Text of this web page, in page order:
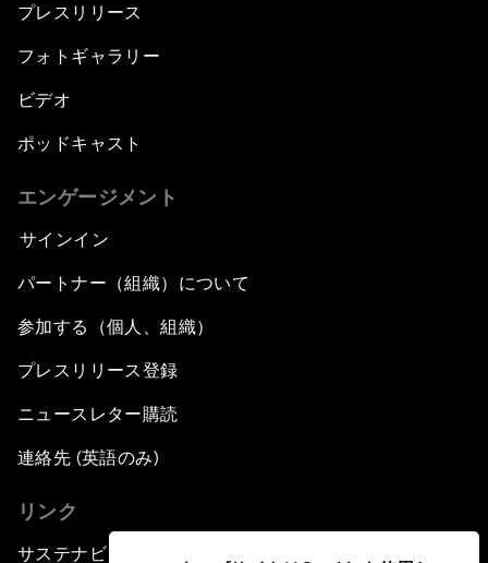
プレスリリース
フォトギャラリー
ビデオ
ポッドキャスト
エンゲージメント
サインイン
パートナー（組織）について
参加する（個人、組織）
プレスリリース登録
ニュースレター購読
連絡先 (英語のみ)
リンク
サステナビリティへの取り組み